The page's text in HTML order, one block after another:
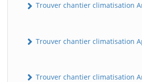
Trouver chantier climatisation
Trouver chantier climatisation
Trouver chantier climatisation